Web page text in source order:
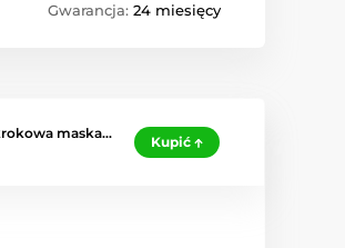
Gwarancja: 24 miesięcy
maska…
Kupić